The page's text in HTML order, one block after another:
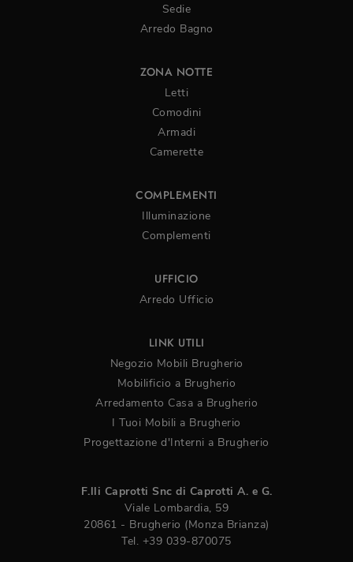
Sedie
Arredo Bagno
ZONA NOTTE
Letti
Comodini
Armadi
Camerette
COMPLEMENTI
Illuminazione
Complementi
UFFICIO
Arredo Ufficio
LINK UTILI
Negozio Mobili Brugherio
Mobilificio a Brugherio
Arredamento Casa a Brugherio
I Tuoi Mobili a Brugherio
Progettazione d'Interni a Brugherio
F.lli Caprotti Snc di Caprotti A. e G.
Viale Lombardia, 59
20861 - Brugherio (Monza Brianza)
Tel. +39 039-870075